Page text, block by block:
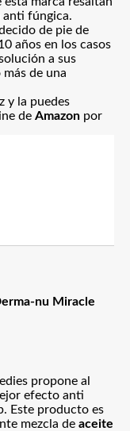
anti fúngica.
de pie de
años en los casos
a sus
de una
y la puedes
de Amazon por
propone al
efecto anti
Este producto es
mezcla de aceite